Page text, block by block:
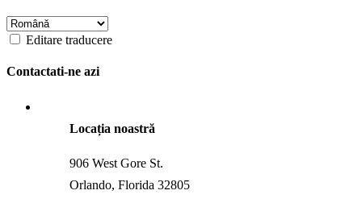
Editare traducere
Contactati-ne azi
Locația noastră
906 West Gore St.
Orlando, Florida 32805